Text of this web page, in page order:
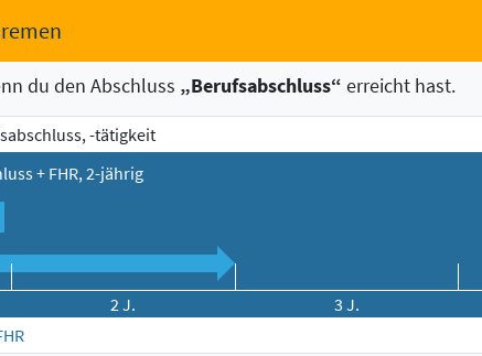
du den Abschluss „Berufsabschluss“ erreicht hast.
-tätigkeit
+ FHR, 2-jährig
2 J. 3 J.